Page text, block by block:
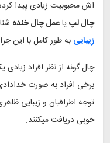
اش محبوبیت زیادی پیدا
چال لپیاعمل چال خنده
زیبایی به طور کامل با این
چال گونه از نظر افراد
برخی افراد به صورت
توجه اطرافیان و زیبایی
خوبی دریافت میکنند.